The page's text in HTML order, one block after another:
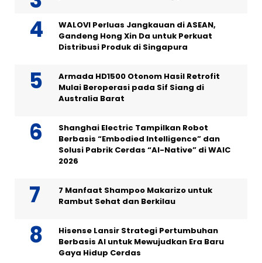
WALOVI Perluas Jangkauan di ASEAN,
Gandeng Hong Xin Da untuk Perkuat
Distribusi Produk di Singapura
Armada HD1500 Otonom Hasil Retrofit
Mulai Beroperasi pada Sif Siang di
Australia Barat
Shanghai Electric Tampilkan Robot
Berbasis “Embodied Intelligence” dan
Solusi Pabrik Cerdas “AI-Native” di WAIC
2026
7 Manfaat Shampoo Makarizo untuk
Rambut Sehat dan Berkilau
Hisense Lansir Strategi Pertumbuhan
Berbasis AI untuk Mewujudkan Era Baru
Gaya Hidup Cerdas